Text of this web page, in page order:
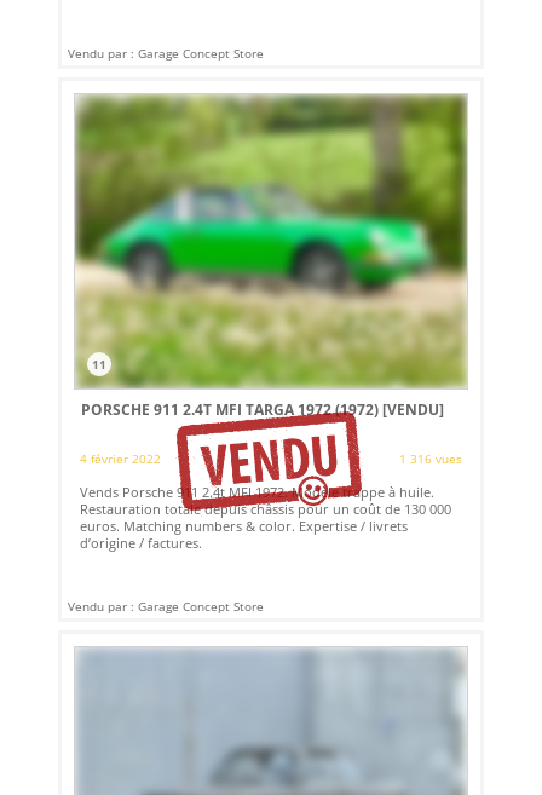
Vendu par : Garage Concept Store
11
PORSCHE 911 2.4T MFI TARGA 1972 (1972)[VENDU]
4 février 2022 1 316 vues
Vends Porsche 911 2.4t MFI 1972. Modèle trappe à huile.
Restauration totale depuis châssis pour un coût de 130 000
euros. Matching numbers & color. Expertise / livrets
d’origine / factures.
Vendu par : Garage Concept Store